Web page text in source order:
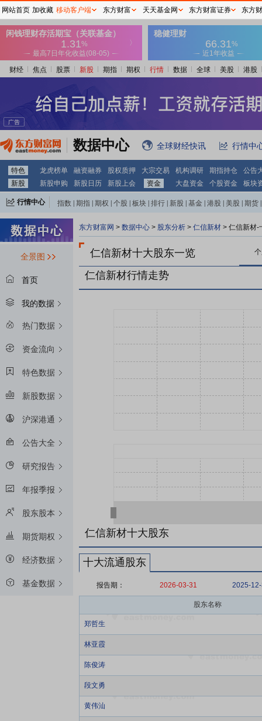
财经 焦点 股票 新股 期指 期权 行情 数据 全球 美股 港股
数据中心 全球财经快讯 行情中
特色 龙虎榜单 融资融券 股权质押 大宗交易 机构调研 期指持仓
公告
新股
新股申购 新股日历 新股上会 资金 大盘资金 个股资金 板块
行情中心 指数 期指 期权 个股 板块 排行 新股 基金 港股 美股 期货
全景图
首页
我的数据
热门数据
资金流向
特色数据
新股数据
沪深港通
公告大全
研究报告
年报季报
股东股本
期货期权
经济数据
基金数据
东方财富网 > 数据中心 > 股东分析 > 仁信新材 > 仁信新材-
仁信新材十大股东一览
仁信新材行情走势
仁信新材十大股东
十大流通股东
报告期： 2026-03-31 2025-
股东名称
郑哲生
林亚霞
陈俊涛
段文勇
黄伟汕
网站首页 加收藏 移动客户端 东方财富 天天基金网 东方财富证券 东方